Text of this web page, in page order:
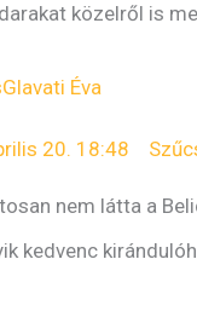
közelről is
Glavati Éva
20. 18:48
nem látta a
kedvenc